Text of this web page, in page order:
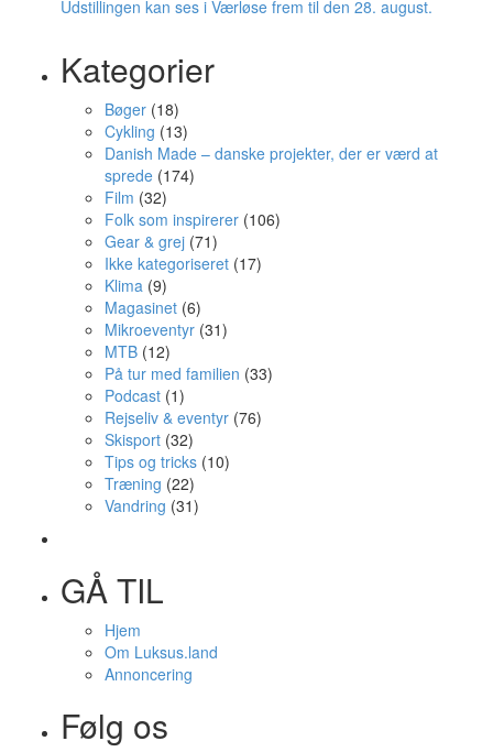
Kategorier
Bøger (18)
Cykling (13)
Danish Made – danske projekter, der er værd at
sprede (174)
Film (32)
Folk som inspirerer (106)
Gear & grej (71)
Ikke kategoriseret (17)
Klima (9)
Magasinet (6)
Mikroeventyr (31)
MTB (12)
På tur med familien (33)
Podcast (1)
Rejseliv & eventyr (76)
Skisport (32)
Tips og tricks (10)
Træning (22)
Vandring (31)
GÅ TIL
Hjem
Om Luksus.land
Annoncering
Følg os